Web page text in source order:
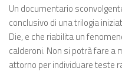
Un documentario
conclusivo di una trilogia
Die, e che riabilita un
calderoni. Non si potrà fare a
attorno per individuare teste